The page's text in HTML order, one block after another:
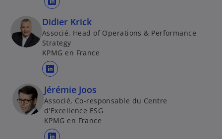
s
’
o
u
v
r
e
d
a
n
s
u
Didier Krick
Associé, Head of Operations & Performance
Strategy
KPMG en France
s
’
o
u
v
r
Jérémie Joos
Associé, Co-responsable du Centre
d'Excellence ESG
KPMG en France